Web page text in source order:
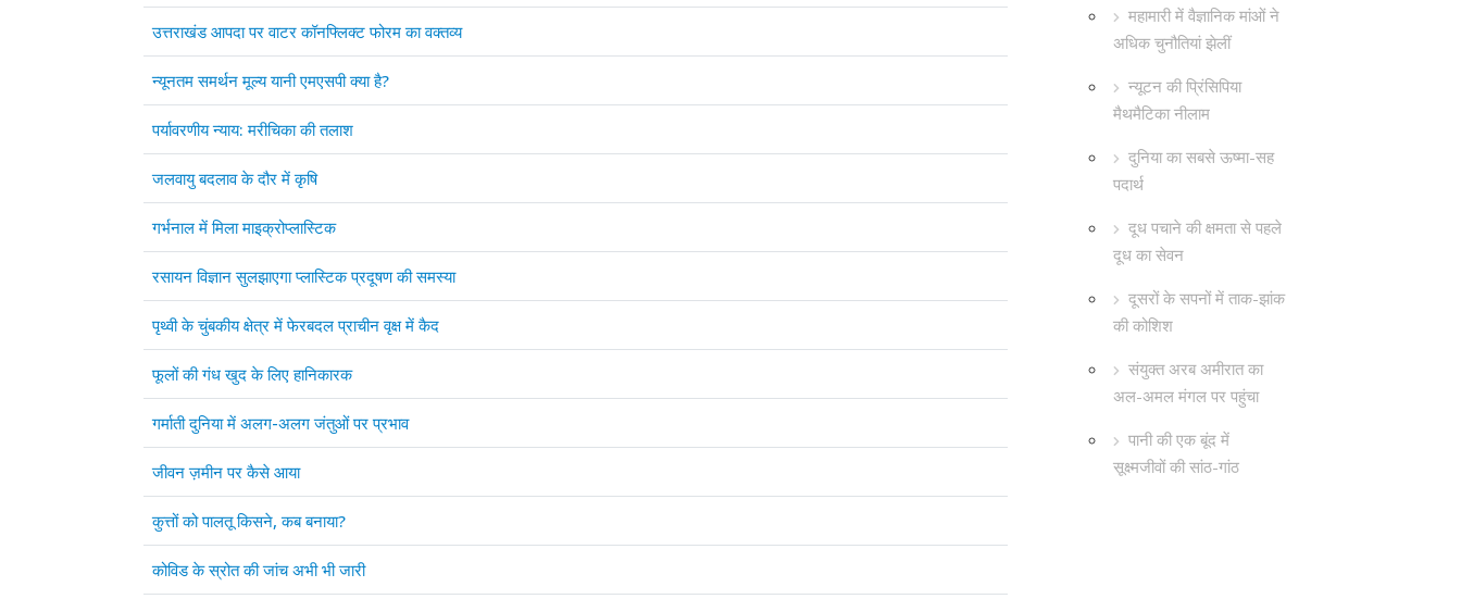
महामारी में वैज्ञानिक मांओं ने
अधिक चुनौतियां झेलीं
न्यूटन की प्रिंसिपिया
मैथमैटिका नीलाम
दुनिया का सबसे ऊष्मा-सह
पदार्थ
दूध पचाने की क्षमता से पहले
दूध का सेवन
दूसरों के सपनों में ताक-झांक
की कोशिश
संयुक्त अरब अमीरात का
अल-अमल मंगल पर पहुंचा
पानी की एक बूंद में
सूक्ष्मजीवों की सांठ-गांठ
उत्तराखंड आपदा पर वाटर कॉनफ्लिक्ट फोरम का वक्तव्य
न्यूनतम समर्थन मूल्य यानी एमएसपी क्या है?
पर्यावरणीय न्याय: मरीचिका की तलाश
जलवायु बदलाव के दौर में कृषि
गर्भनाल में मिला माइक्रोप्लास्टिक
रसायन विज्ञान सुलझाएगा प्लास्टिक प्रदूषण की समस्या
पृथ्वी के चुंबकीय क्षेत्र में फेरबदल प्राचीन वृक्ष में कैद
फूलों की गंध खुद के लिए हानिकारक
गर्माती दुनिया में अलग-अलग जंतुओं पर प्रभाव
जीवन ज़मीन पर कैसे आया
कुत्तों को पालतू किसने, कब बनाया?
कोविड के स्रोत की जांच अभी भी जारी